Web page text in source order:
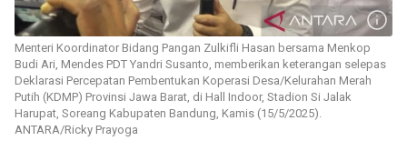
Menteri Koordinator Bidang Pangan Zulkifli Hasan bersama Menkop
Budi Ari, Mendes PDT Yandri Susanto, memberikan keterangan selepas
Deklarasi Percepatan Pembentukan Koperasi Desa/Kelurahan Merah
Putih (KDMP) Provinsi Jawa Barat, di Hall Indoor, Stadion Si Jalak
Harupat, Soreang Kabupaten Bandung, Kamis (15/5/2025).
ANTARA/Ricky Prayoga